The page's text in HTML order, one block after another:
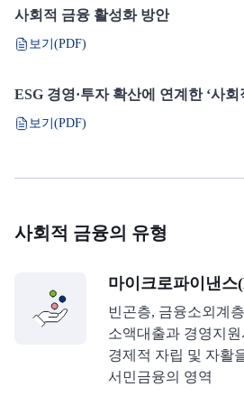
사회적 금융 활성화 방안
보기(PDF)
ESG 경영·투자 확산에 연계한 ‘사
보기(PDF)
사회적 금융의 유형
마이크로파이낸스
빈곤층, 금융소외계
소액대출과 경영지
경제적 자립 및 자활
서민금융의 영역